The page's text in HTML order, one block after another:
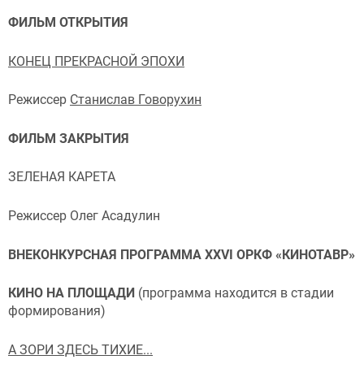
ФИЛЬМ ОТКРЫТИЯ
КОНЕЦ ПРЕКРАСНОЙ ЭПОХИ
Режиссер Станислав Говорухин
ФИЛЬМ ЗАКРЫТИЯ
ЗЕЛЕНАЯ КАРЕТА
Режиссер Олег Асадулин
ВНЕКОНКУРСНАЯ ПРОГРАММА XXVI ОРКФ «КИНОТАВР»
КИНО НА ПЛОЩАДИ (программа находится в стадии
формирования)
А ЗОРИ ЗДЕСЬ ТИХИЕ...